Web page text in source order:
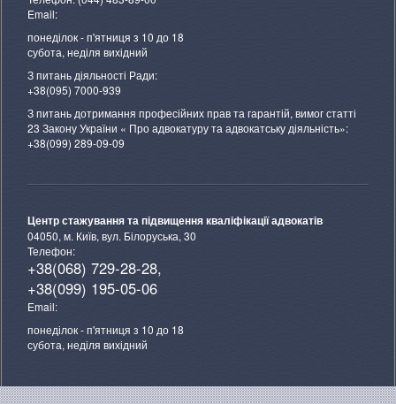
Email:
понеділок - п'ятниця з 10 до 18
субота, неділя вихідний
З питань діяльності Ради:
+38(095) 7000-939
З питань дотримання професійних прав та гарантій, вимог статті
23 Закону України « Про адвокатуру та адвокатську діяльність»:
+38(099) 289-09-09
Центр стажування та підвищення кваліфікації адвокатів
04050, м. Київ, вул. Білоруська, 30
Телефон:
+38(068) 729-28-28,
+38(099) 195-05-06
Email:
понеділок - п'ятниця з 10 до 18
субота, неділя вихідний